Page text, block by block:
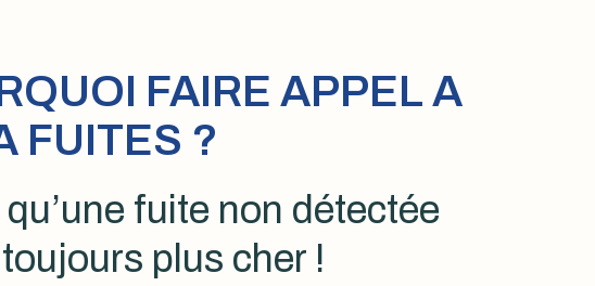
FAIRE APPEL A
FUITES ?
fuite non détectée
plus cher !